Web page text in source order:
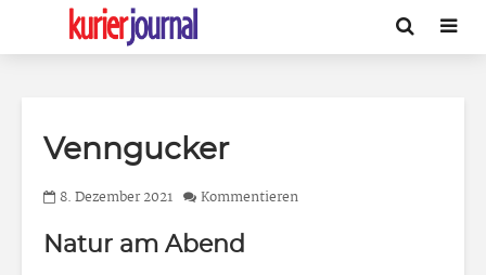
Venngucker
8. Dezember 2021 Kommentieren
Natur am Abend